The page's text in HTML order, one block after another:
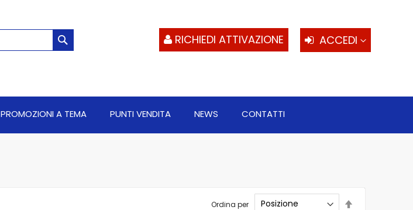
ACCEDI
RICHIEDI ATTIVAZIONE
PROMOZIONI A TEMA PUNTI VENDITA NEWS CONTATTI
Ordina per